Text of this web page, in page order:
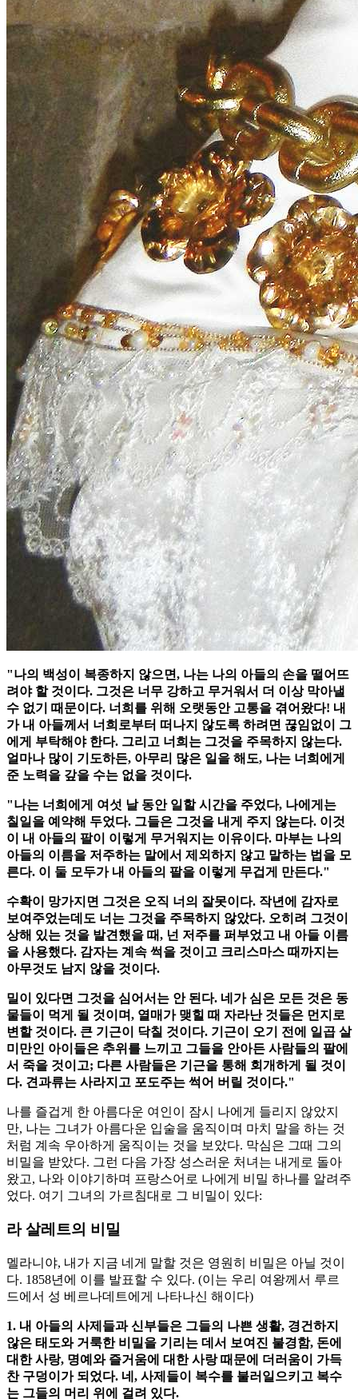
"나의 백성이 복종하지 않으면, 나는 나의 아들의 손을 떨어뜨
려야 할 것이다. 그것은 너무 강하고 무거워서 더 이상 막아낼
수 없기 때문이다. 너희를 위해 오랫동안 고통을 겪어왔다! 내
가 내 아들께서 너희로부터 떠나지 않도록 하려면 끊임없이 그
에게 부탁해야 한다. 그리고 너희는 그것을 주목하지 않는다.
얼마나 많이 기도하든, 아무리 많은 일을 해도, 나는 너희에게
준 노력을 갚을 수는 없을 것이다.
"나는 너희에게 여섯 날 동안 일할 시간을 주었다, 나에게는
칠일을 예약해 두었다. 그들은 그것을 내게 주지 않는다. 이것
이 내 아들의 팔이 이렇게 무거워지는 이유이다. 마부는 나의
아들의 이름을 저주하는 말에서 제외하지 않고 말하는 법을 모
른다. 이 둘 모두가 내 아들의 팔을 이렇게 무겁게 만든다."
수확이 망가지면 그것은 오직 너의 잘못이다. 작년에 감자로
보여주었는데도 너는 그것을 주목하지 않았다. 오히려 그것이
상해 있는 것을 발견했을 때, 넌 저주를 퍼부었고 내 아들 이름
을 사용했다. 감자는 계속 썩을 것이고 크리스마스 때까지는
아무것도 남지 않을 것이다.
밀이 있다면 그것을 심어서는 안 된다. 네가 심은 모든 것은 동
물들이 먹게 될 것이며, 열매가 맺힐 때 자라난 것들은 먼지로
변할 것이다. 큰 기근이 닥칠 것이다. 기근이 오기 전에 일곱 살
미만인 아이들은 추위를 느끼고 그들을 안아든 사람들의 팔에
서 죽을 것이고; 다른 사람들은 기근을 통해 회개하게 될 것이
다. 견과류는 사라지고 포도주는 썩어 버릴 것이다."
나를 즐겁게 한 아름다운 여인이 잠시 나에게 들리지 않았지
만, 나는 그녀가 아름다운 입술을 움직이며 마치 말을 하는 것
처럼 계속 우아하게 움직이는 것을 보았다. 막심은 그때 그의
비밀을 받았다. 그런 다음 가장 성스러운 처녀는 내게로 돌아
왔고, 나와 이야기하며 프랑스어로 나에게 비밀 하나를 알려주
었다. 여기 그녀의 가르침대로 그 비밀이 있다:
라 살레트의 비밀
멜라니야, 내가 지금 네게 말할 것은 영원히 비밀은 아닐 것이
다. 1858년에 이를 발표할 수 있다. (이는 우리 여왕께서 루르
드에서 성 베르나데트에게 나타나신 해이다)
1. 내 아들의 사제들과 신부들은 그들의 나쁜 생활, 경건하지
않은 태도와 거룩한 비밀을 기리는 데서 보여진 불경함, 돈에
대한 사랑, 명예와 즐거움에 대한 사랑 때문에 더러움이 가득
찬 구덩이가 되었다. 네, 사제들이 복수를 불러일으키고 복수
는 그들의 머리 위에 걸려 있다.